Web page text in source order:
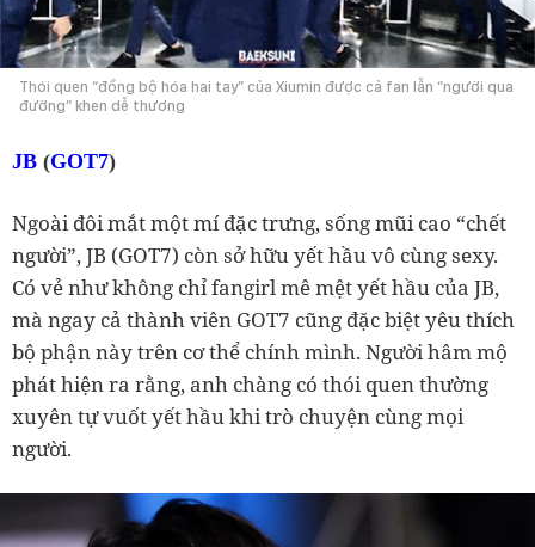
Thói quen “đồng bộ hóa hai tay” của Xiumin được cả fan lẫn “người qua
đường” khen dễ thương
JB (GOT7)
Ngoài đôi mắt một mí đặc trưng, sống mũi cao “chết
người”, JB (GOT7) còn sở hữu yết hầu vô cùng sexy.
Có vẻ như không chỉ fangirl mê mệt yết hầu của JB,
mà ngay cả thành viên GOT7 cũng đặc biệt yêu thích
bộ phận này trên cơ thể chính mình. Người hâm mộ
phát hiện ra rằng, anh chàng có thói quen thường
xuyên tự vuốt yết hầu khi trò chuyện cùng mọi
người.